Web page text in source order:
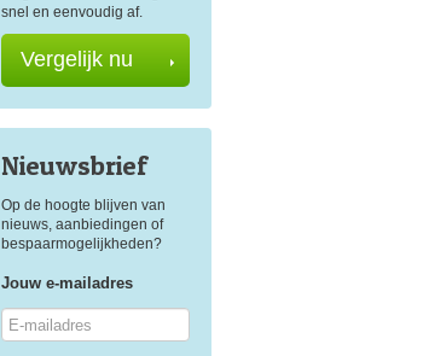
snel en eenvoudig af.
Vergelijk nu
Nieuwsbrief
Op de hoogte blijven van
nieuws, aanbiedingen of
bespaarmogelijkheden?
Jouw e-mailadres